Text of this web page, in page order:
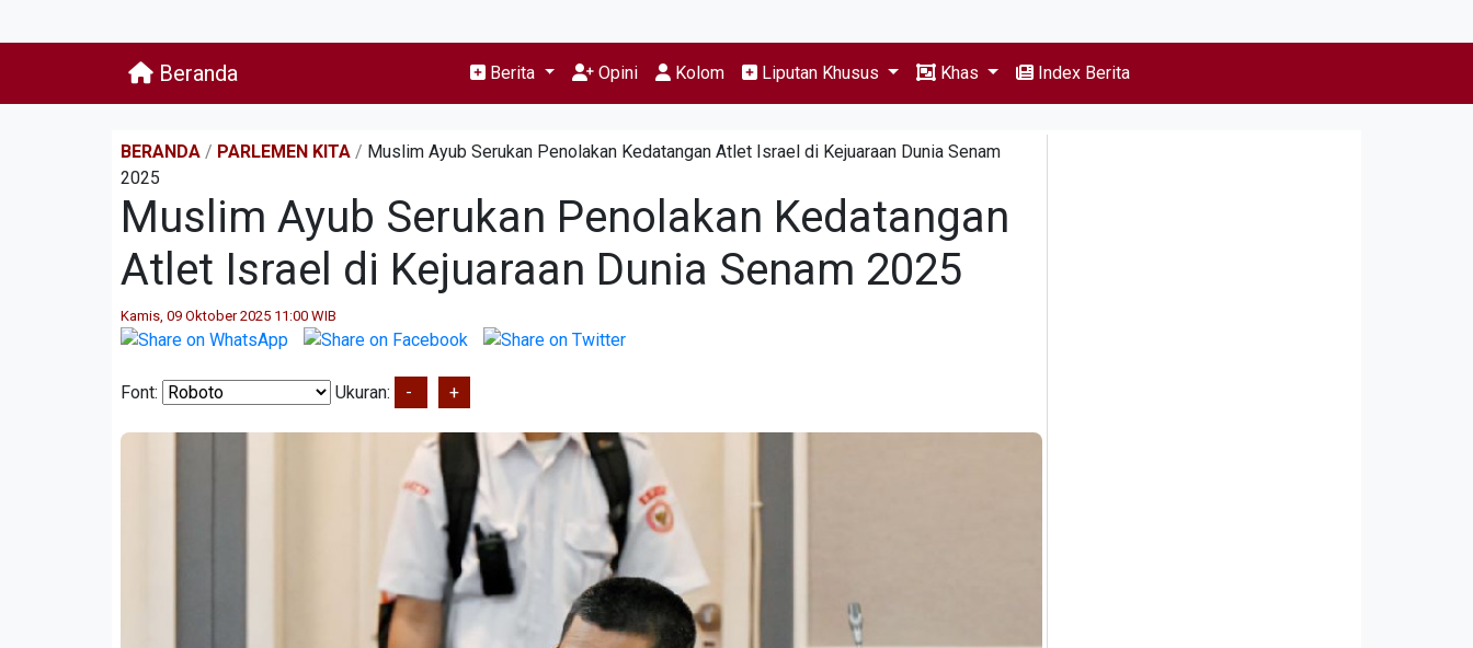
Beranda Berita Opini Kolom Liputan Khusus Khas Index Berita
BERANDA / PARLEMEN KITA / Muslim Ayub Serukan Penolakan Kedatangan Atlet Israel di Kejuaraan Dunia Senam
2025
Muslim Ayub Serukan Penolakan Kedatangan
Atlet Israel di Kejuaraan Dunia Senam 2025
Kamis, 09 Oktober 2025 11:00 WIB
Font: Ukuran: - +